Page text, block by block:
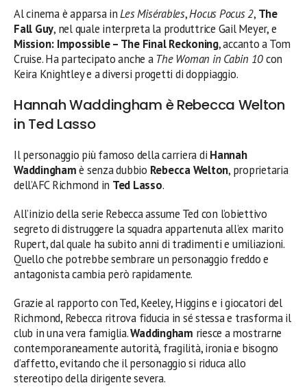
Al cinema è apparsa inLes Misérables,Hocus Pocus 2, The
Fall Guy, nel quale interpreta la produttrice Gail Meyer, e
Mission: Impossible – The Final Reckoning, accanto a Tom
Cruise. Ha partecipato anche a The Woman in Cabin 10con
Keira Knightley e a diversi progetti di doppiaggio.
Hannah Waddingham è Rebecca Welton
in Ted Lasso
Il personaggio più famoso della carriera di Hannah
Waddinghamè senza dubbio Rebecca Welton, proprietaria
dell’AFC Richmond in Ted Lasso.
All’inizio della serie Rebecca assume Ted con l’obiettivo
segreto di distruggere la squadra appartenuta all’ex marito
Rupert, dal quale ha subito anni di tradimenti e umiliazioni.
Quello che potrebbe sembrare un personaggio freddo e
antagonista cambia però rapidamente.
Grazie al rapporto con Ted, Keeley, Higgins e i giocatori del
Richmond, Rebecca ritrova fiducia in sé stessa e trasforma il
club in una vera famiglia.Waddingham riesce a mostrarne
contemporaneamente autorità, fragilità, ironia e bisogno
d’affetto, evitando che il personaggio si riduca allo
stereotipo della dirigente severa.